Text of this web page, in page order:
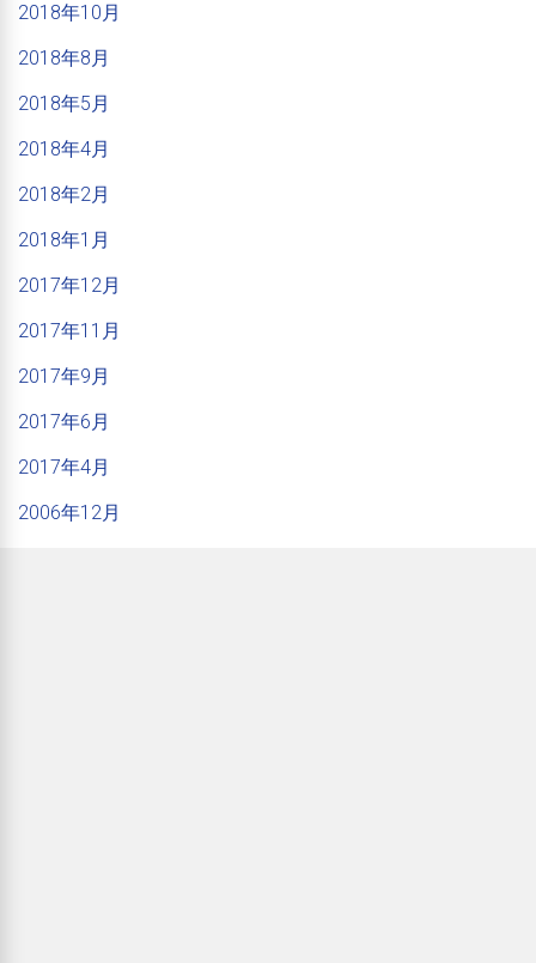
2018年10月
2018年8月
2018年5月
2018年4月
2018年2月
2018年1月
2017年12月
2017年11月
2017年9月
2017年6月
2017年4月
2006年12月